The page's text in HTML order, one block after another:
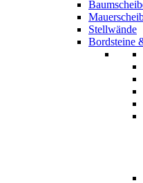
Stellwände
Bordsteine